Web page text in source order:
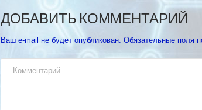
ДОБАВИТЬ КОММЕНТАРИЙ
Ваш e-mail не будет опубликован. Обязательные поля
Комментарий